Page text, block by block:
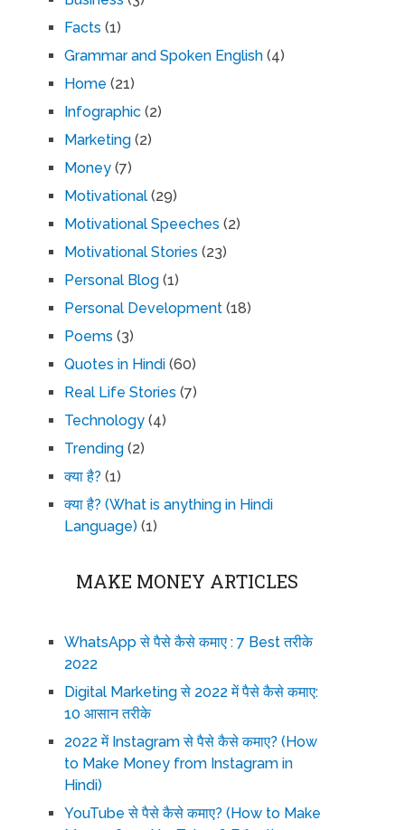
Facts (1)
Grammar and Spoken English(4)
Home (21)
Infographic(2)
Marketing(2)
Money(7)
Motivational(29)
Motivational Speeches (2)
Motivational Stories (23)
Personal Blog(1)
Personal Development(18)
Poems (3)
Quotes in Hindi(60)
Real Life Stories (7)
Technology(4)
Trending(2)
क्या है? (1)
क्या है? (What is anything in Hindi
Language)(1)
MAKE MONEY ARTICLES
WhatsApp से पैसे कैसे कमाए : 7 Best तरीके
2022
Digital Marketing से 2022 में पैसे कैसे कमाए:
10 आसान तरीके
2022 में Instagram से पैसे कैसे कमाए? (How
to Make Money from Instagram in
Hindi)
YouTube से पैसे कैसे कमाए? (How to Make